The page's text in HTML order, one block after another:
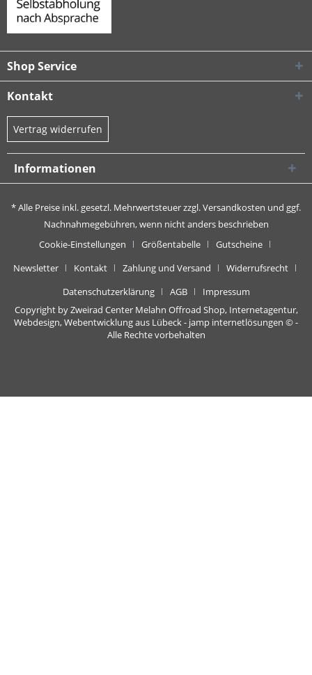
Shop Service
Kontakt
Vertrag widerrufen
Informationen
* Alle Preise inkl. gesetzl. Mehrwertsteuer zzgl.Versandkosten und ggf.
Nachnahmegebühren, wenn nicht anders beschrieben
Cookie-Einstellungen
Größentabelle
Gutscheine
Newsletter
Kontakt Zahlung und Versand
Widerrufsrecht
Datenschutzerklärung
AGB
Impressum
Copyright by Zweirad Center Melahn Offroad Shop, Internetagentur,
Webdesign, Webentwicklung aus Lübeck - jamp internetlösungen © -
Alle Rechte vorbehalten